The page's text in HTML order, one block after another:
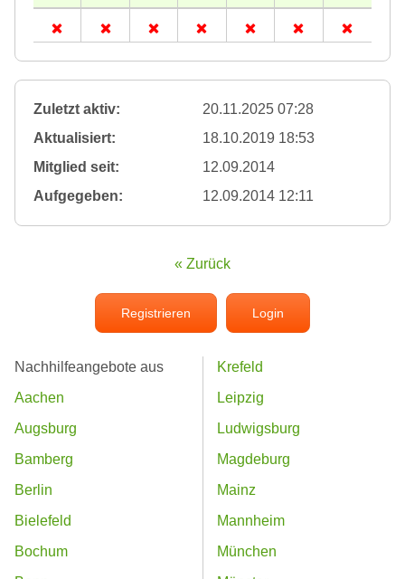
Zuletzt aktiv:
20.11.2025 07:28
Aktualisiert:
18.10.2019 18:53
Mitglied seit:
12.09.2014
Aufgegeben:
12.09.2014 12:11
« Zurück
Registrieren Login
Nachhilfeangebote aus
Aachen
Augsburg
Bamberg
Berlin
Bielefeld
Bochum
Krefeld
Leipzig
Ludwigsburg
Magdeburg
Mainz
Mannheim
München